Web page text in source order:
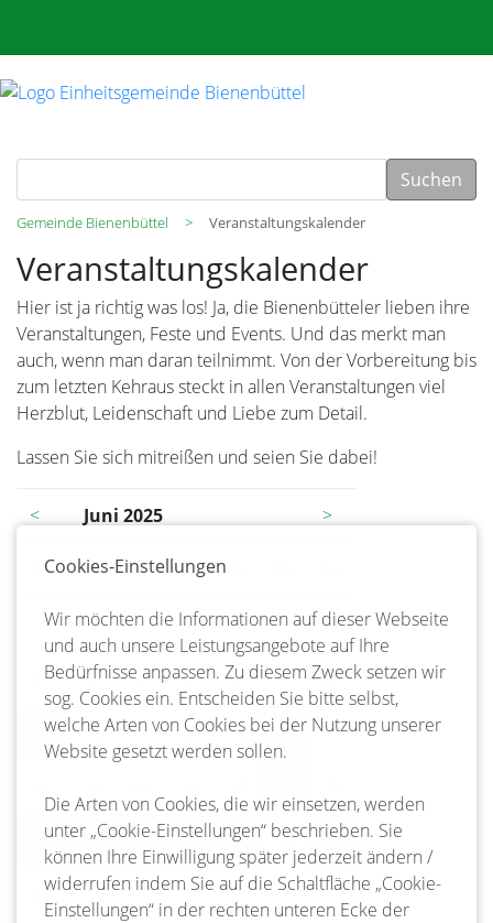
Suchen
Gemeinde Bienenbüttel Veranstaltungskalender
Veranstaltungskalender
Hier ist ja richtig was los! Ja, die Bienenbütteler lieben ihre
Veranstaltungen, Feste und Events. Und das merkt man
auch, wenn man daran teilnimmt. Von der Vorbereitung bis
zum letzten Kehraus steckt in allen Veranstaltungen viel
Herzblut, Leidenschaft und Liebe zum Detail.
Lassen Sie sich mitreißen und seien Sie dabei!
< Juni 2025 >
Montag
Dienstag
Mittwoch
Donnerstag
1
3 4 5 6 7 8
10 11 12 13 14 15
23 24 25 26 27 28 29
30
Cookies-Einstellungen
Wir möchten die Informationen auf dieser Webseite
und auch unsere Leistungsangebote auf Ihre
Bedürfnisse anpassen. Zu diesem Zweck setzen wir
sog. Cookies ein. Entscheiden Sie bitte selbst,
welche Arten von Cookies bei der Nutzung unserer
Website gesetzt werden sollen.
Die Arten von Cookies, die wir einsetzen, werden
unter „Cookie-Einstellungen“ beschrieben. Sie
können Ihre Einwilligung später jederzeit ändern /
widerrufen indem Sie auf die Schaltfläche „Cookie-
Einstellungen“ in der rechten unteren Ecke der